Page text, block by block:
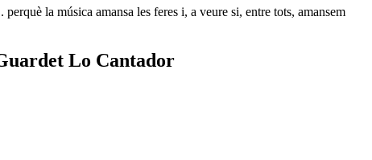
la música amansa les feres i, a veure si, entre tots, amansem
Lo Cantador